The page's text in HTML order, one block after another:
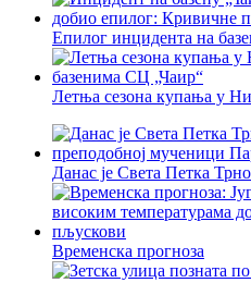
Епилог инцидента на
Летња сезона купања у
Данас је Света Петка
Временска прогноза